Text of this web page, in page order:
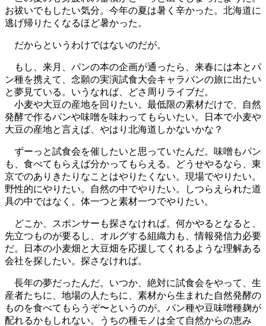
お祓いでもしたい気分。今年の夏は暑く辛かった。北海道に
逃げ帰りたくなるほど暑かった。
だからというわけではないのだが。
もし、来月、パンの本の企画が通ったら、来春には本とパ
ン種を携えて、念願の実演試食大会キャラバンの旅に出たい
と夢見ている。いうなれば、どさ周りライブだ。
小麦や大豆の産地を回りたい。最低限の素材だけで、自然
発酵で作るパンや味噌を味わってもらいたい。日本で小麦や
大豆の産地と言えば、やはり北海道しかないかな？
ずーっと試食会を催したいと思っていたんだ。味噌もパン
も、食べてもらえば分かってもらえる。どうせやるなら、東
京でのありきたりなことはやりたくない。現場でやりたい。
野性的にやりたい。自然の中でやりたい。しつらえられた道
具の中ではなく。体一つと素材一つでやりたい。
どこか、スポンサーも探さなければ。何かやるとなると、
先立つものが要るし、オルグする組織力も、情報発信力必要
だ。日本の小麦畑と大豆畑を応援してくれるような理解ある
会社を探したい。探さなければ。
長年の夢だったんだ。いつか、絶対に試食会をやって、生
産者たちに、地場の人たちに、素材から生まれた自然発酵の
ものを食べてもらうぞ〜というのが。パン種や豆味噌種麹が
配れるかもしれない。うちの種モノは全て自然からの恵み